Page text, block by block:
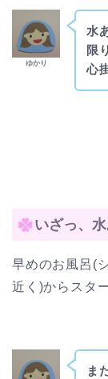
ゆかり
水
限
心
いざっ、水
早めのお風呂(
近く)からスタ
ま